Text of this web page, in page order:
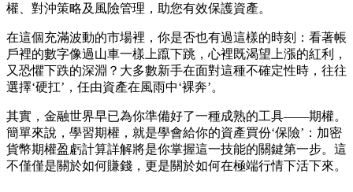
權、對沖策略及風險管理，助您有效保護資產。
在這個充滿波動的市場裡，你是否也有過這樣的時刻：看著帳
戶裡的數字像過山車一樣上躥下跳，心裡既渴望上漲的紅利，
又恐懼下跌的深淵？大多數新手在面對這種不確定性時，往往
選擇‘硬扛’，任由資產在風雨中‘裸奔’。
其實，金融世界早已為你準備好了一種成熟的工具——期權。
簡單來說，學習期權，就是學會給你的資產買份‘保險’：加密
貨幣期權盈虧計算詳解將是你掌握這一技能的關鍵第一步。這
不僅僅是關於如何賺錢，更是關於如何在極端行情下活下來。